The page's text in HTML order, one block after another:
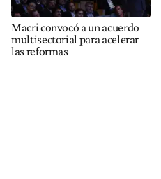
Macri convocó a un acuerdo
multisectorial para acelerar
las reformas